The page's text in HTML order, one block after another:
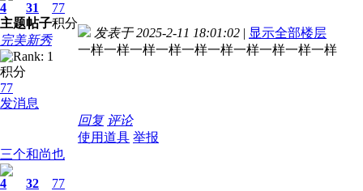
4
主题
31
帖子
77
积分
完美新秀
积分
77
发消息
发表于 2025-2-11 18:01:02 | 显示全部楼层
一样一样一样一样一样一样一样一样一样一样
回复 评论
使用道具 举报
三个和尚也
4
32
77